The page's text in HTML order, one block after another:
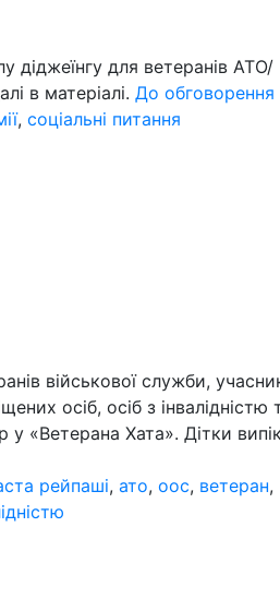
діджеїнгу для ветеранів АТО/
в матеріалі. До обговорення
, соціальні питання
військової служби,
осіб, осіб з інвалідністю
у «Ветерана Хата». Дітки
рейпаші, ато, оос, ветеран,